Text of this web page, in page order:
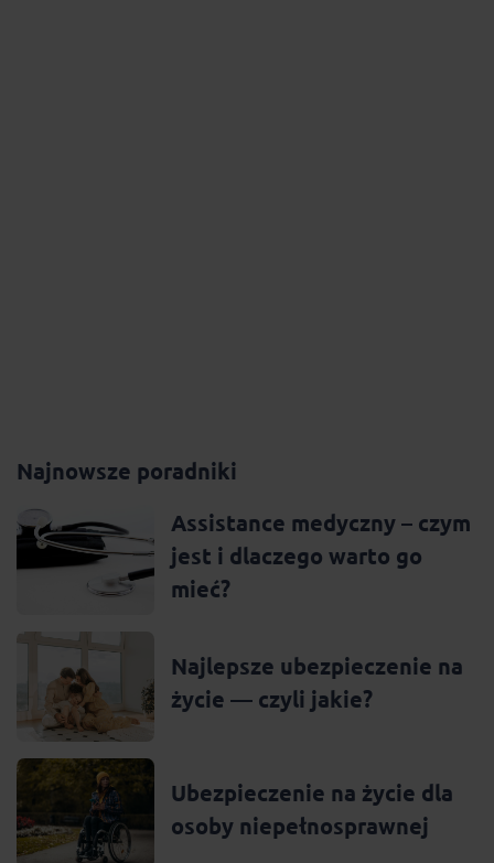
Najnowsze poradniki
Assistance medyczny – czym
jest i dlaczego warto go
mieć?
Najlepsze ubezpieczenie na
życie — czyli jakie?
Ubezpieczenie na życie dla
osoby niepełnosprawnej